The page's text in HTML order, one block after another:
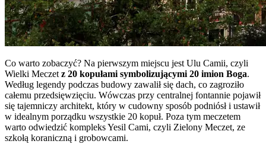
Co warto zobaczyć? Na pierwszym miejscu jest Ulu Camii, czyli
Wielki Meczet z 20 kopułami symbolizującymi 20 imion Boga.
Według legendy podczas budowy zawalił się dach, co zagroziło
całemu przedsięwzięciu. Wówczas przy centralnej fontannie pojawił
się tajemniczy architekt, który w cudowny sposób podniósł i ustawił
w idealnym porządku wszystkie 20 kopuł. Poza tym meczetem
warto odwiedzić kompleks Yesil Cami, czyli Zielony Meczet, ze
szkołą koraniczną i grobowcami.